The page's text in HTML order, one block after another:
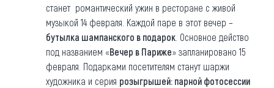
станет романтический ужин в ресторане с живой
музыкой 14 февраля. Каждой паре в этот вечер –
бутылка шампанского в подарок . Основное действо
под названием «Вечер в Париже» запланировано 15
февраля. Подарками посетителям станут шаржи
художника и серия розыгрышей: парной фотосессии